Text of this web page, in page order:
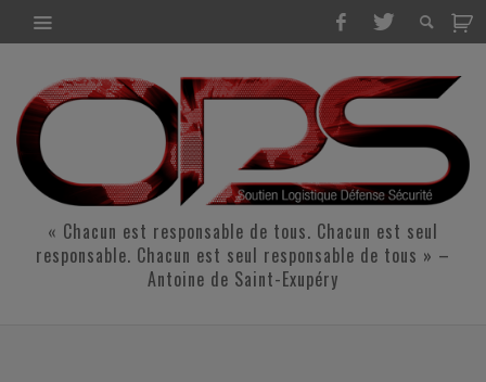
« Chacun est responsable de tous. Chacun est seul
responsable. Chacun est seul responsable de tous » –
Antoine de Saint-Exupéry